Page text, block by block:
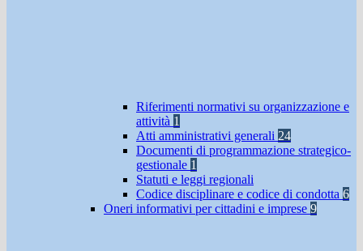
Riferimenti normativi su organizzazione e
attività 1
Atti amministrativi generali 24
Documenti di programmazione strategico-
gestionale 1
Statuti e leggi regionali
Codice disciplinare e codice di condotta 6
Oneri informativi per cittadini e imprese 9